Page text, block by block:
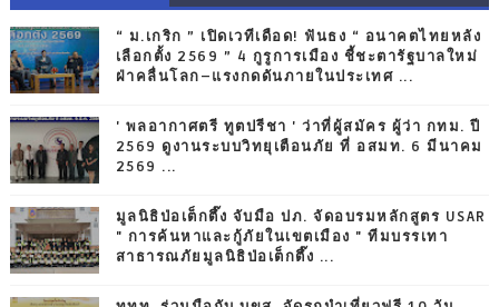
“ ม.เกริก ” เปิดเวทีเดือด! ฟันธง “ อนาคตไทยหลัง
เลือกตั้ง 2569 ” 4 กูรูการเมือง ชี้ชะตารัฐบาลใหม่
ฝ่าคลื่นโลก–แรงกดดันภายในประเทศ ...
' พลอากาศตรี ทูตปรีชา ' ว่าที่ผู้สมัคร ผู้ว่า กทม. ปี
2569 ดูงานระบบวิทยุเตือนภัย ที่ อสมท. 6 มีนาคม
2569 ...
มูลนิธิป่อเต็กตึ๊ง จับมือ ปภ. จัดอบรมหลักสูตร USAR
" การค้นหาและกู้ภัยในเขตเมือง " ทีมบรรเทา
สาธารณภัยมูลนิธิป่อเต็กตึ๊ง ...